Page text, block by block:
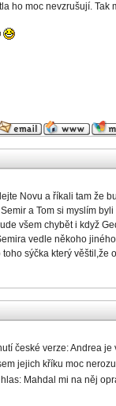
ho moc nevzrušují.
Novu a říkali tam že
a Tom si myslím
všem chybět i když
vedle někoho
sýčka který věštil,že
české verze: Andrea
jejich kříku moc
Mahdal mi na něj